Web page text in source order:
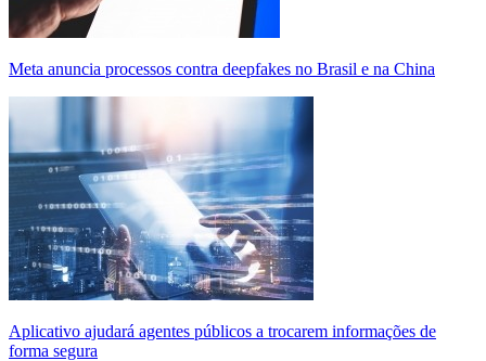
Meta anuncia processos contra deepfakes no Brasil e na China
Aplicativo ajudará agentes públicos a trocarem informações de
forma segura